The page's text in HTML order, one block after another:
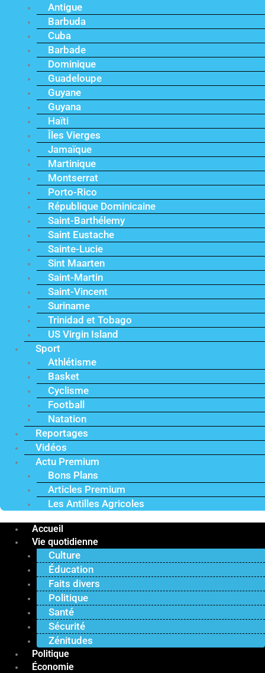
Antigue
Barbuda
Cuba
Barbade
Dominique
Guadeloupe
Guyane
Guyana
Haïti
Îles Vierges
Jamaïque
Martinique
Montserrat
Porto-Rico
République Dominicaine
Saint-Barthélemy
Saint Eustache
Sainte-Lucie
Sint Maarten
Saint-Martin
Saint-Vincent
Suriname
Trinidad et Tobago
US Virgin Island
Sport
Athlétisme
Basket
Cyclisme
Football
Natation
Reportages
Vidéos
Actu Premium
Bons Plans
Articles Premium
Les Antilles Agricoles
Accueil
Vie quotidienne
Culture
Éducation
Faits divers
Politique
Santé
Sécurité
Zénitudes
Politique
Économie